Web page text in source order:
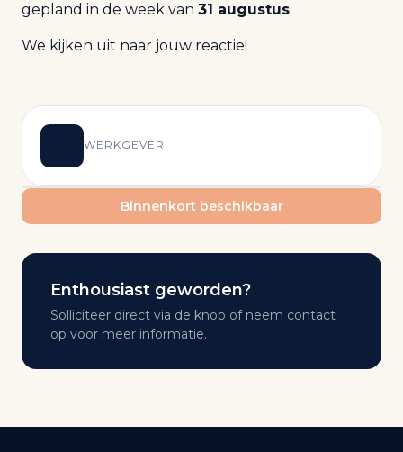
gepland in de week van 31 augustus.
We kijken uit naar jouw reactie!
WERKGEVER
Binnenkort beschikbaar
Enthousiast geworden?
Solliciteer direct via de knop of neem contact
op voor meer informatie.